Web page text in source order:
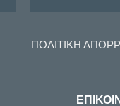
ΠΟΛΙΤΙΚΗ